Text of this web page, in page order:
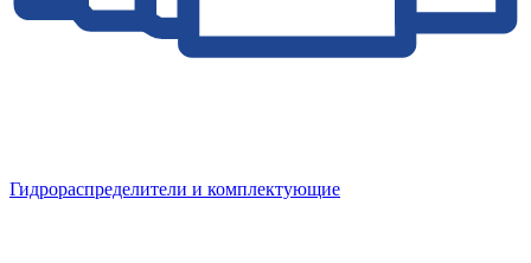
Гидрораспределители и комплектующие